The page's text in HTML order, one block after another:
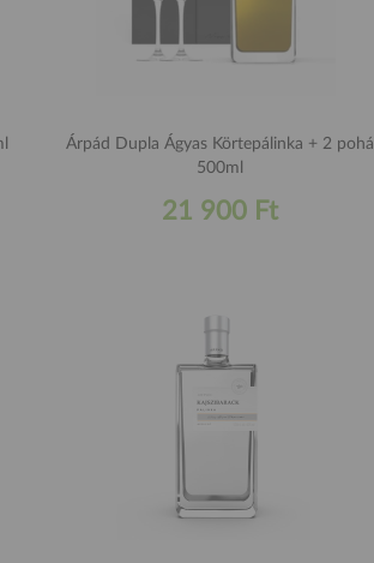
Árpád Dupla Ágyas Körtepálinka + 2 pohá
500ml
21 900 Ft